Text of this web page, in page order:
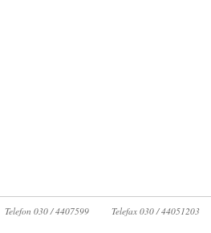
Telefon 030 / 4407599 Telefax 030 / 44051203